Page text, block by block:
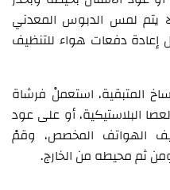
يتم لمس الدبوس المعدني
إعادة دفعات هواء للتنظيف
المتبقية، استعملْ فرشاة
البلاستيكية، أو على عود
الهواتف المخصص، وقمْ
ثم محيطه من الخارج.